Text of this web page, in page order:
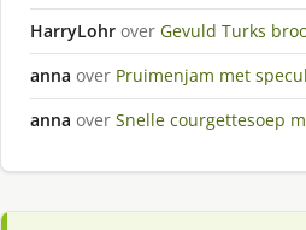
HarryLohr over Gevuld Turks
anna over Pruimenjam met
anna over Snelle courgettesoep